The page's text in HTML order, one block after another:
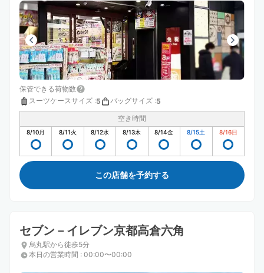
保管できる荷物数
スーツケースサイズ :5 バッグサイズ :5
空き時間
8/10月 8/11火 8/12水 8/13木 8/14金 8/15土 8/16日
この店舗を予約する
セブン－イレブン京都高倉六角
烏丸駅から徒歩5分
本日の営業時間 : 00:00〜00:00